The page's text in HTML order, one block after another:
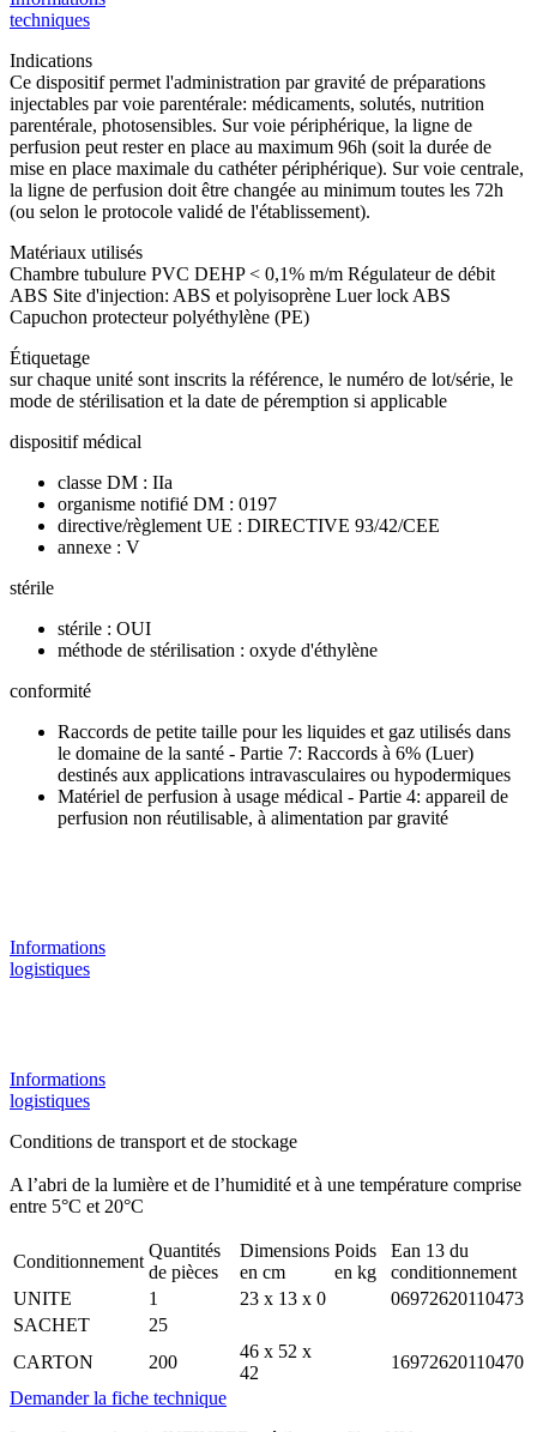
techniques
Indications
Ce dispositif permet l'administration par gravité de préparations
injectables par voie parentérale: médicaments, solutés, nutrition
parentérale, photosensibles. Sur voie périphérique, la ligne de
perfusion peut rester en place au maximum 96h (soit la durée de
mise en place maximale du cathéter périphérique). Sur voie centrale,
la ligne de perfusion doit être changée au minimum toutes les 72h
(ou selon le protocole validé de l'établissement).
Matériaux utilisés
Chambre tubulure PVC DEHP < 0,1% m/m Régulateur de débit
ABS Site d'injection: ABS et polyisoprène Luer lock ABS
Capuchon protecteur polyéthylène (PE)
Étiquetage
sur chaque unité sont inscrits la référence, le numéro de lot/série, le
mode de stérilisation et la date de péremption si applicable
dispositif médical
classe DM : IIa
organisme notifié DM : 0197
directive/règlement UE : DIRECTIVE 93/42/CEE
annexe : V
stérile
stérile : OUI
méthode de stérilisation : oxyde d'éthylène
conformité
Raccords de petite taille pour les liquides et gaz utilisés dans
le domaine de la santé - Partie 7: Raccords à 6% (Luer)
destinés aux applications intravasculaires ou hypodermiques
Matériel de perfusion à usage médical - Partie 4: appareil de
perfusion non réutilisable, à alimentation par gravité
Informations
logistiques
Informations
logistiques
Conditions de transport et de stockage
A l’abri de la lumière et de l’humidité et à une température comprise
entre 5°C et 20°C
Conditionnement
Quantités
de pièces
Dimensions
en cm
Poids
en kg
Ean 13 du
conditionnement
UNITE
1 23 x 13 x 0
06972620110473
SACHET
25
CARTON
200
46 x 52 x
42
16972620110470
Demander la fiche technique